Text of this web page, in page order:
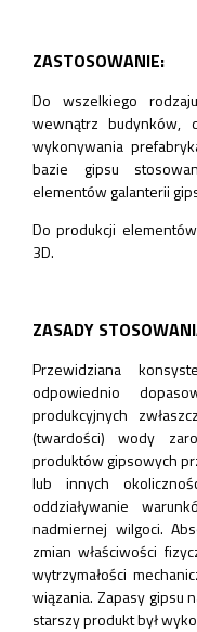
ZASTOSOWANIE:
Do wszelkiego
wewnątrz budynków,
wykonywania
bazie gipsu
elementów galanterii
Do produkcji
3D.
ZASADY
Przewidziana
odpowiednio
produkcyjnych
(twardości) wody
produktów gipsowych
lub innych
oddziaływanie
nadmiernej wilgoci.
zmian właściwości
wytrzymałości
wiązania. Zapasy gipsu
starszy produkt był